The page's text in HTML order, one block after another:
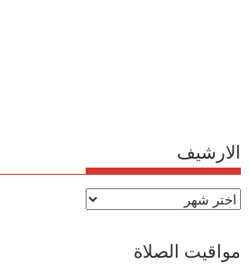
الارشيف
الارشيف
مواقيت الصلاة